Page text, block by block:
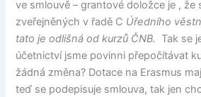
ve smlouvě – grantové doložce je , že
zveřejněných v řadě C Úředního
tato je odlišná od kurzů ČNB. Tak se
účetnictví jsme povinni přepočítávat
žádná změna? Dotace na Erasmus
teď se podepisuje smlouva, tak jen